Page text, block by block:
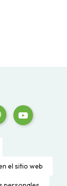
el sitio web